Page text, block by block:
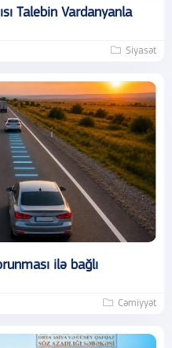
Talebin Vardanyanla
Siyasət
ilə bağlı
Cəmiyyət